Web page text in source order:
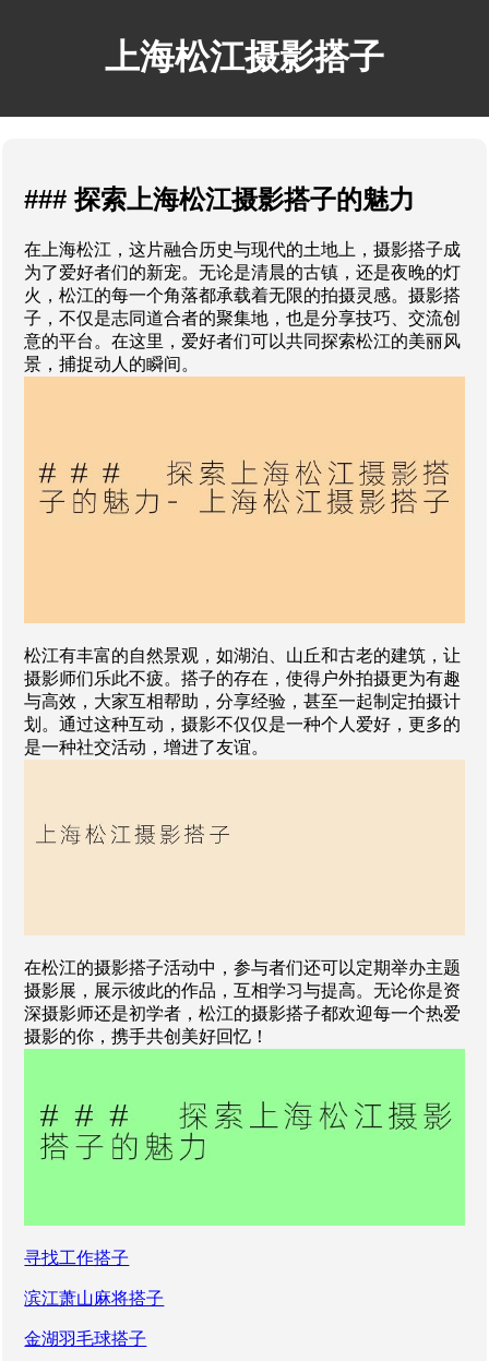
上海松江摄影搭子
### 探索上海松江摄影搭子的魅力
在上海松江，这片融合历史与现代的土地上，摄影搭子成
为了爱好者们的新宠。无论是清晨的古镇，还是夜晚的灯
火，松江的每一个角落都承载着无限的拍摄灵感。摄影搭
子，不仅是志同道合者的聚集地，也是分享技巧、交流创
意的平台。在这里，爱好者们可以共同探索松江的美丽风
景，捕捉动人的瞬间。
松江有丰富的自然景观，如湖泊、山丘和古老的建筑，让
摄影师们乐此不疲。搭子的存在，使得户外拍摄更为有趣
与高效，大家互相帮助，分享经验，甚至一起制定拍摄计
划。通过这种互动，摄影不仅仅是一种个人爱好，更多的
是一种社交活动，增进了友谊。
在松江的摄影搭子活动中，参与者们还可以定期举办主题
摄影展，展示彼此的作品，互相学习与提高。无论你是资
深摄影师还是初学者，松江的摄影搭子都欢迎每一个热爱
摄影的你，携手共创美好回忆！
寻找工作搭子
滨江萧山麻将搭子
金湖羽毛球搭子